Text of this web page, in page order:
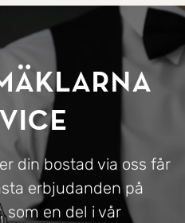
din bostad via oss får
erbjudanden på
en del i vår